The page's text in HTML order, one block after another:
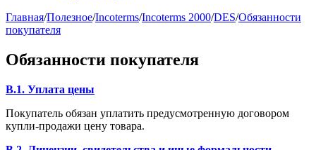
Главная/Полезное/Incoterms/Incoterms 2000/DES/Обязанности
покупателя
Обязанности покупателя
B.1. Уплата цены
Покупатель обязан уплатить предусмотренную договором
купли-продажи цену товара.